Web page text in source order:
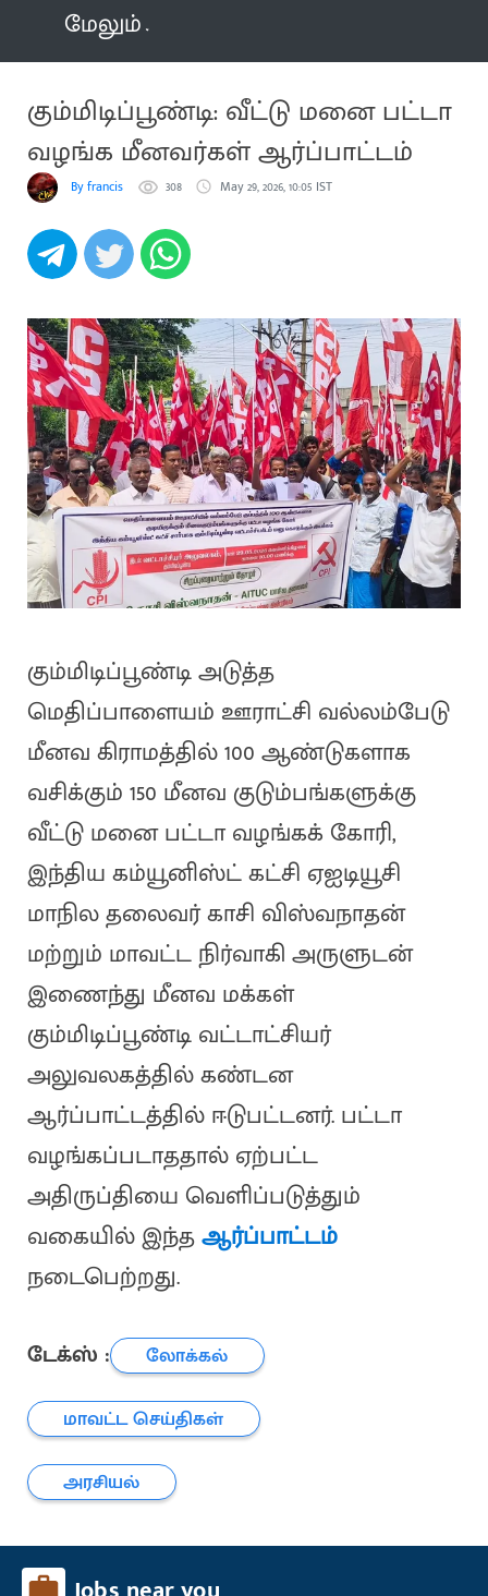
மேலும்
கும்மிடிப்பூண்டி: வீட்டு மனை பட்டா
வழங்க மீனவர்கள் ஆர்ப்பாட்டம்
By francis 308 May 29, 2026, 10:05 IST
கும்மிடிப்பூண்டி அடுத்த
மெதிப்பாளையம் ஊராட்சி வல்லம்பேடு
மீனவ கிராமத்தில் 100 ஆண்டுகளாக
வசிக்கும் 150 மீனவ குடும்பங்களுக்கு
வீட்டு மனை பட்டா வழங்கக் கோரி,
இந்திய கம்யூனிஸ்ட் கட்சி ஏஐடியூசி
மாநில தலைவர் காசி விஸ்வநாதன்
மற்றும் மாவட்ட நிர்வாகி அருளுடன்
இணைந்து மீனவ மக்கள்
கும்மிடிப்பூண்டி வட்டாட்சியர்
அலுவலகத்தில் கண்டன
ஆர்ப்பாட்டத்தில் ஈடுபட்டனர். பட்டா
வழங்கப்படாததால் ஏற்பட்ட
அதிருப்தியை வெளிப்படுத்தும்
வகையில் இந்தஆர்ப்பாட்டம்
நடைபெற்றது.
டேக்ஸ் :
லோக்கல்
மாவட்ட செய்திகள்
அரசியல்